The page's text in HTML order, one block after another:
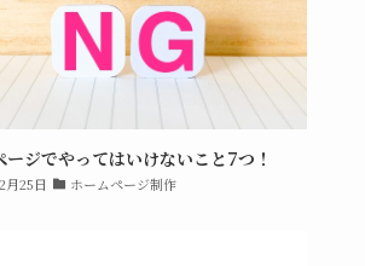
ージでやってはいけないこと7つ！
月25日 ホームページ制作